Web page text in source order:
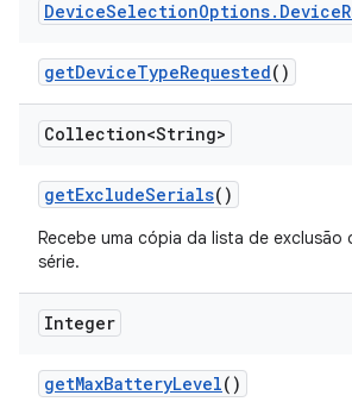
DeviceSelectionOptions. Device
getDeviceTypeRequested()
Collection<String>
getExcludeSerials()
Recebe uma cópia da lista de exclusão
série.
Integer
getMaxBatteryLevel()